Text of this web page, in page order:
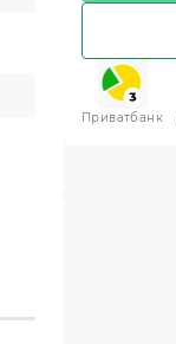
Приватбанк